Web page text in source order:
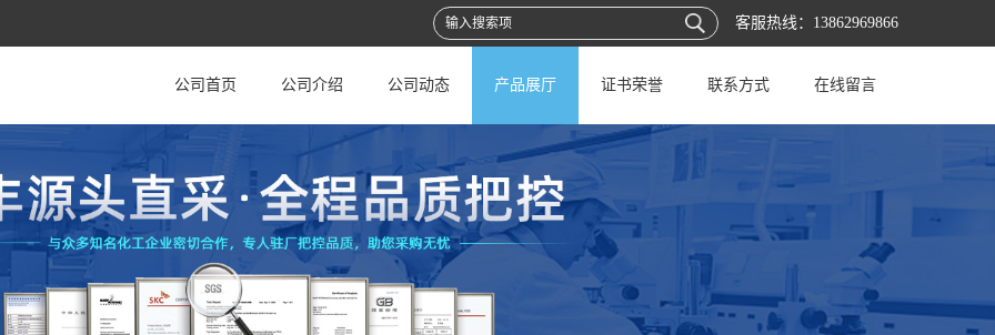
客服热线： 13862969866
公司首页 公司介绍 公司动态 产品展厅 证书荣誉 联系方式 在线留言